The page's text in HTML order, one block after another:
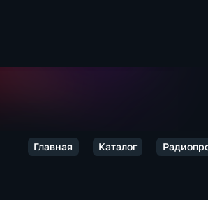
Главная Каталог